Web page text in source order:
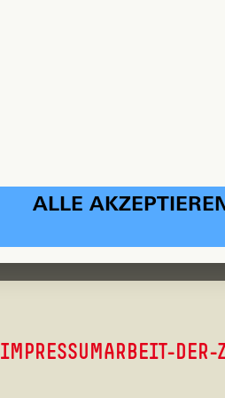
ALLE
IMPRESSUMARBEIT-DER-